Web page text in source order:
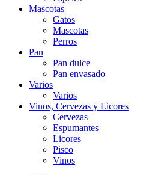
Mascotas
Gatos
Mascotas
Perros
Pan
Pan dulce
Pan envasado
Varios
Varios
Vinos, Cervezas y Licores
Cervezas
Espumantes
Licores
Pisco
Vinos